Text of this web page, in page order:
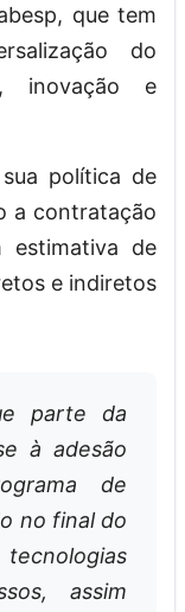
que tem
do
inovação e
política de
a contratação
estimativa de
e indiretos
parte da
à adesão
de
no final do
assim